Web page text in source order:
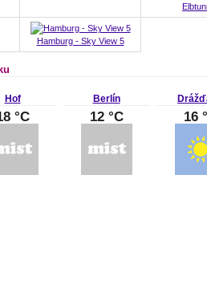
Hamburg - Sky View 5
Hof
°C
Berlín
12 °C 16